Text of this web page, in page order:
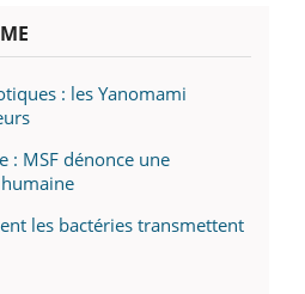
: les Yanomami
: MSF dénonce une
les bactéries transmettent